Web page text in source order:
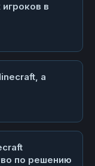
в
а
по решению